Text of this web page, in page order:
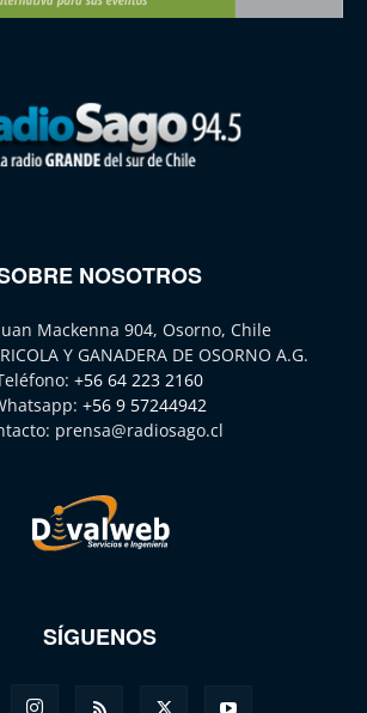
NOSOTROS
Mackenna 904, Osorno, Chile
Y GANADERA DE OSORNO A.G.
+56 64 223 2160
+56 9 57244942
prensa@radiosago.cl
SÍGUENOS